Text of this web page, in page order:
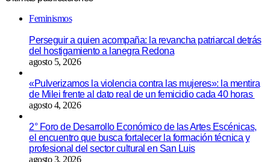
Feminismos
Perseguir a quien acompaña: la revancha patriarcal detrás
del hostigamiento a lanegra Redona
agosto 5, 2026
«Pulverizamos la violencia contra las mujeres»: la mentira
de Milei frente al dato real de un femicidio cada 40 horas
agosto 4, 2026
2° Foro de Desarrollo Económico de las Artes Escénicas,
el encuentro que busca fortalecer la formación técnica y
profesional del sector cultural en San Luis
agosto 3, 2026